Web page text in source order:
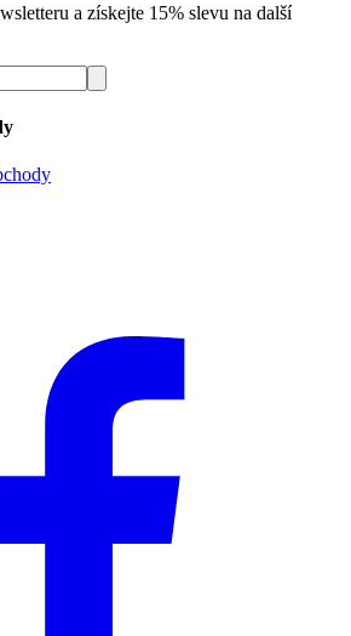
a získejte 15% slevu na další